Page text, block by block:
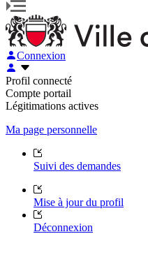
Connexion
Profil connecté
Compte portail
Légitimations actives
Ma page personnelle
Suivi des demandes
Mise à jour du profil
Déconnexion